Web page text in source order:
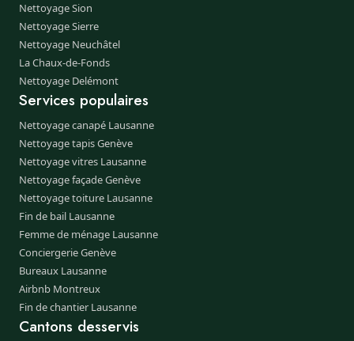
Nettoyage Sion
Nettoyage Sierre
Nettoyage Neuchâtel
La Chaux-de-Fonds
Nettoyage Delémont
Services populaires
Nettoyage canapé Lausanne
Nettoyage tapis Genève
Nettoyage vitres Lausanne
Nettoyage façade Genève
Nettoyage toiture Lausanne
Fin de bail Lausanne
Femme de ménage Lausanne
Conciergerie Genève
Bureaux Lausanne
Airbnb Montreux
Fin de chantier Lausanne
Cantons desservis